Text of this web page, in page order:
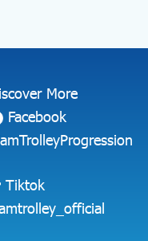
More
Facebook
Tiktok